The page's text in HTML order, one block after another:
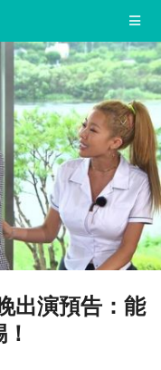
出演預告：能